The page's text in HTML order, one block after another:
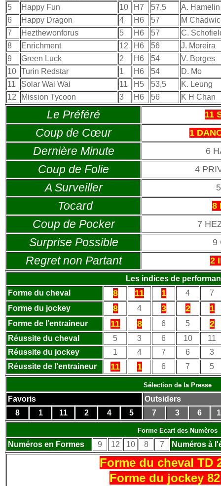
5
Happy Fun 10 H7 57,5
A. Hamelin
6
Happy Dragon 4 H6 57
M
7
Hezthewonforus 5 H6 57
C.
8
Enrichment 12 H6 56
J. Moreira
9
Green Luck 2 H6 54
V. Borges
10 Turin Redstar 1 H6 54
D. Mo
11
Solar Wai Wai 11 H5 53,5
K. Leung
12
Mission Tycoon 3 H6 56 K H Chan
Le Préféré 11
Coup de Cœur 1
Dernière Minute 6
Coup de Folie 4
A Surveiller
Tocard 8
Coup de Pocker 7
Surprise Possible 9
Regret non Partant 2
Les indices de
Forme du cheval
8 11 1 4
7
Forme du jockey
8 4 3 2 1
Forme de l’entraineur 11 8 6 5 2
Réussite du cheval 5 3 6 10
11
Réussite du jockey
1 4 7 6
3
Réussite de l’entraineur
11 1 6 7 5
Sélection de la Presse
Favoris
Outsiders
8
1 11 2 4 5 7 3 6
Forme Ecart des Numèros
Numéros en Formes 9 12 10 8 7 Numéros à
Forme du cheval TD
Forme du jockey